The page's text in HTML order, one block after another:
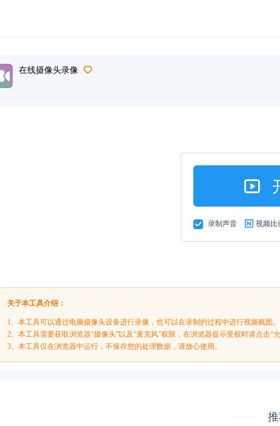
在线摄像头录像
录制声音 视频比
关于本工具介绍：
1、本工具可以通过电脑摄像头设备进行录像，也可以在录制的过程中进行视频截图。
2、本工具需要获取浏览器“摄像头”以及“麦克风”权限，在浏览器提示受权时请点击“允
3、本工具仅在浏览器中运行，不保存您的处理数据，请放心使用。